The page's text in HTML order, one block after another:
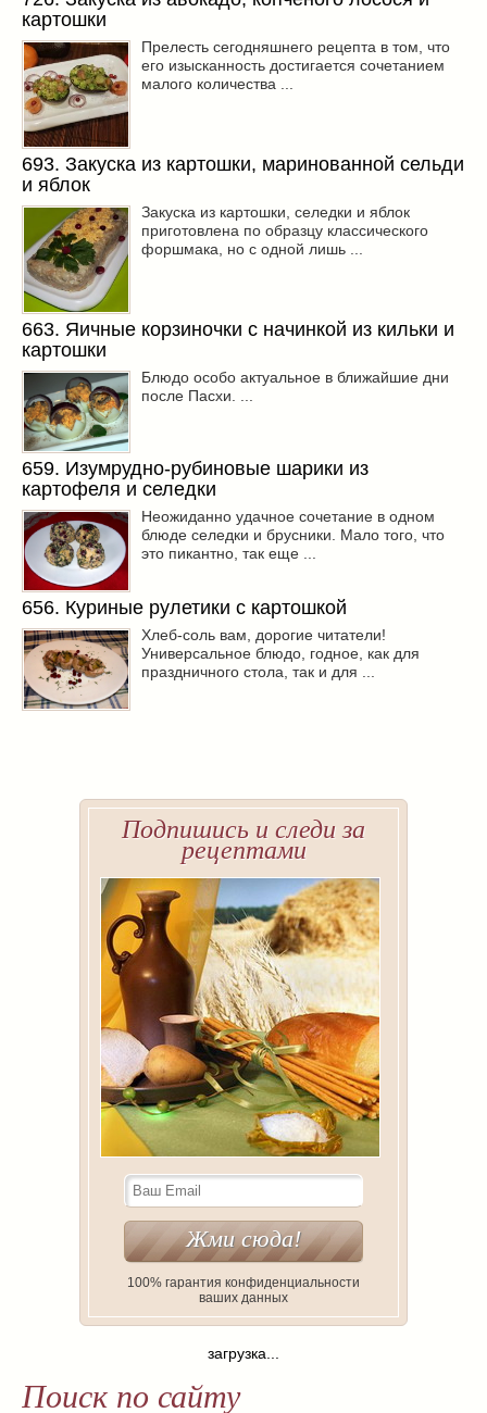
картошки
Прелесть сегодняшнего рецепта в том, что
его изысканность достигается сочетанием
малого количества ...
693. Закуска из картошки, маринованной сельди
и яблок
Закуска из картошки, селедки и яблок
приготовлена по образцу классического
форшмака, но с одной лишь ...
663. Яичные корзиночки с начинкой из кильки и
картошки
Блюдо особо актуальное в ближайшие дни
после Пасхи. ...
659. Изумрудно-рубиновые шарики из
картофеля и селедки
Неожиданно удачное сочетание в одном
блюде селедки и брусники. Мало того, что
это пикантно, так еще ...
656. Куриные рулетики с картошкой
Хлеб-соль вам, дорогие читатели!
Универсальное блюдо, годное, как для
праздничного стола, так и для ...
Подпишись и следи за
рецептами
100% гарантия конфиденциальности
ваших данных
загрузка...
Поиск по сайту